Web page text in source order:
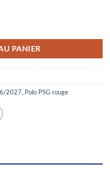
PANIER
2027, Polo PSG rouge